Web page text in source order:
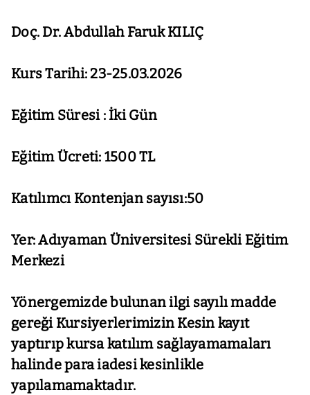
Doç. Dr. Abdullah Faruk KILIÇ
Kurs Tarihi: 23-25.03.2026
Eğitim Süresi : İki Gün
Eğitim Ücreti: 1500 TL
Katılımcı Kontenjan sayısı:50
Yer: Adıyaman Üniversitesi Sürekli Eğitim
Merkezi
Yönergemizde bulunan ilgi sayılı madde
gereği KursiyerlerimizinKesin kayıt
yaptırıp kursa katılım sağlayamamaları
halinde para iadesi kesinlikle
yapılamamaktadır.